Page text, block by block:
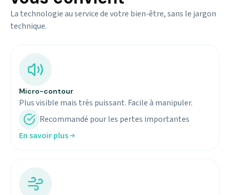
La technologie au service de votre bien-être, sans le jargon
technique.
Micro-contour
Plus visible mais très puissant. Facile à manipuler.
Recommandé pour les pertes importantes
En savoir plus